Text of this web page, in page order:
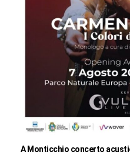
A Monticchio concerto